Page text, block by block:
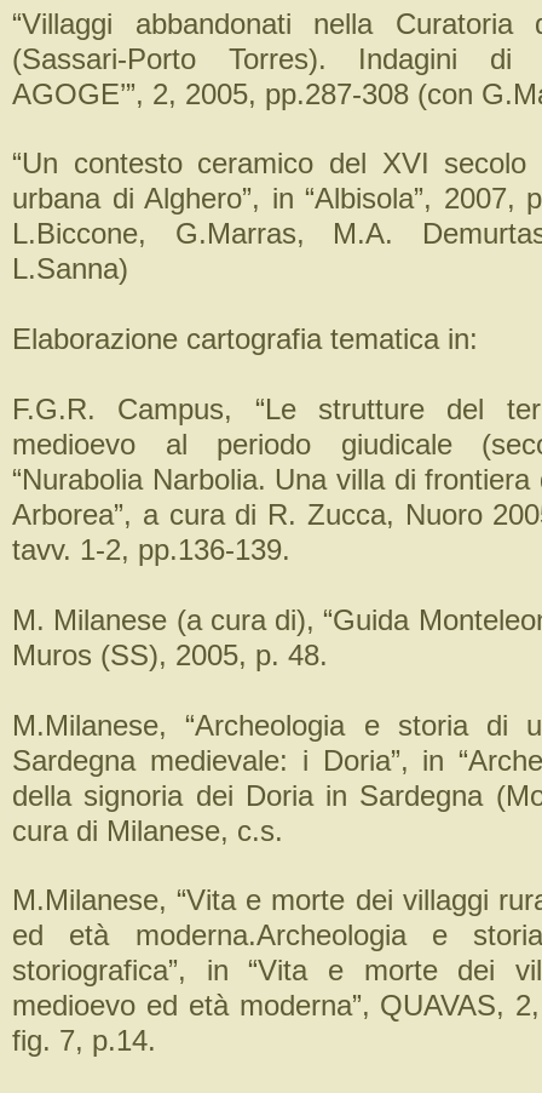
“Villaggi abbandonati nella Curatoria
(Sassari-Porto Torres). Indagini di
AGOGE’”, 2, 2005, pp.287-308 (con
“Un contesto ceramico del XVI secolo
urbana di Alghero”, in “Albisola”, 2007,
L.Biccone, G.Marras, M.A.
L.Sanna)
Elaborazione cartografia tematica in:
F.G.R. Campus, “Le strutture del
medioevo al periodo giudicale
“Nurabolia Narbolia. Una villa di
Arborea”, a cura di R. Zucca, Nuoro
tavv. 1-2, pp.136-139.
M. Milanese (a cura di), “Guida
Muros (SS), 2005, p. 48.
M.Milanese, “Archeologia e storia di
Sardegna medievale: i Doria”, in
della signoria dei Doria in Sardegna
cura di Milanese, c.s.
M.Milanese, “Vita e morte dei villaggi
ed età moderna.Archeologia e
storiografica”, in “Vita e morte dei
medioevo ed età moderna”, QUAVAS,
fig. 7, p.14.